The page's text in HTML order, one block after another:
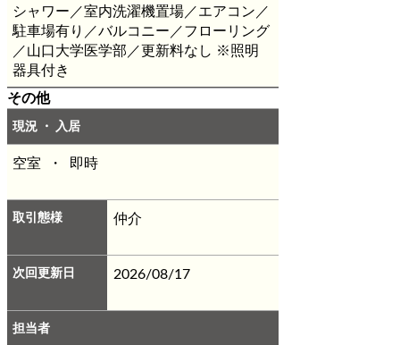
シャワー／室内洗濯機置場／エアコン／
駐車場有り／バルコニー／フローリング
／山口大学医学部／更新料なし ※照明
器具付き
その他
現況 ・ 入居
空室 ・ 即時
取引態様 仲介
次回更新日 2026/08/17
担当者